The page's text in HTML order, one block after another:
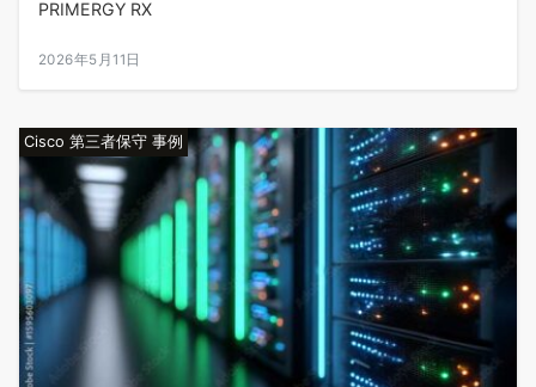
PRIMERGY RX
2026年5月11日
Cisco 第三者保守 事例